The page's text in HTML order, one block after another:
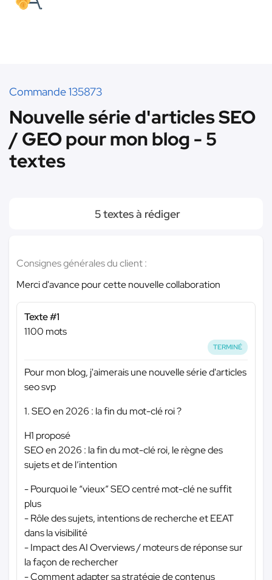
Commande 135873
Nouvelle série d'articles SEO
/ GEO pour mon blog - 5
textes
5 textes à rédiger
Consignes générales du client :
Merci d'avance pour cette nouvelle collaboration
Texte #1
1100 mots
TERMINÉ
Pour mon blog, j'aimerais une nouvelle série d'articles
seo svp
1. SEO en 2026 : la fin du mot-clé roi ?
H1 proposé
SEO en 2026 : la fin du mot-clé roi, le règne des
sujets et de l’intention
- Pourquoi le “vieux” SEO centré mot-clé ne suffit
plus
- Rôle des sujets, intentions de recherche et EEAT
dans la visibilité
- Impact des AI Overviews / moteurs de réponse sur
la façon de rechercher
- Comment adapter sa stratégie de contenus